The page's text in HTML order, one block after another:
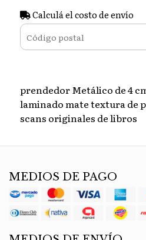
Calculá el costo de envío
prendedor Metálico de 4
laminado mate textura de
scans originales de libros
MEDIOS DE PAGO